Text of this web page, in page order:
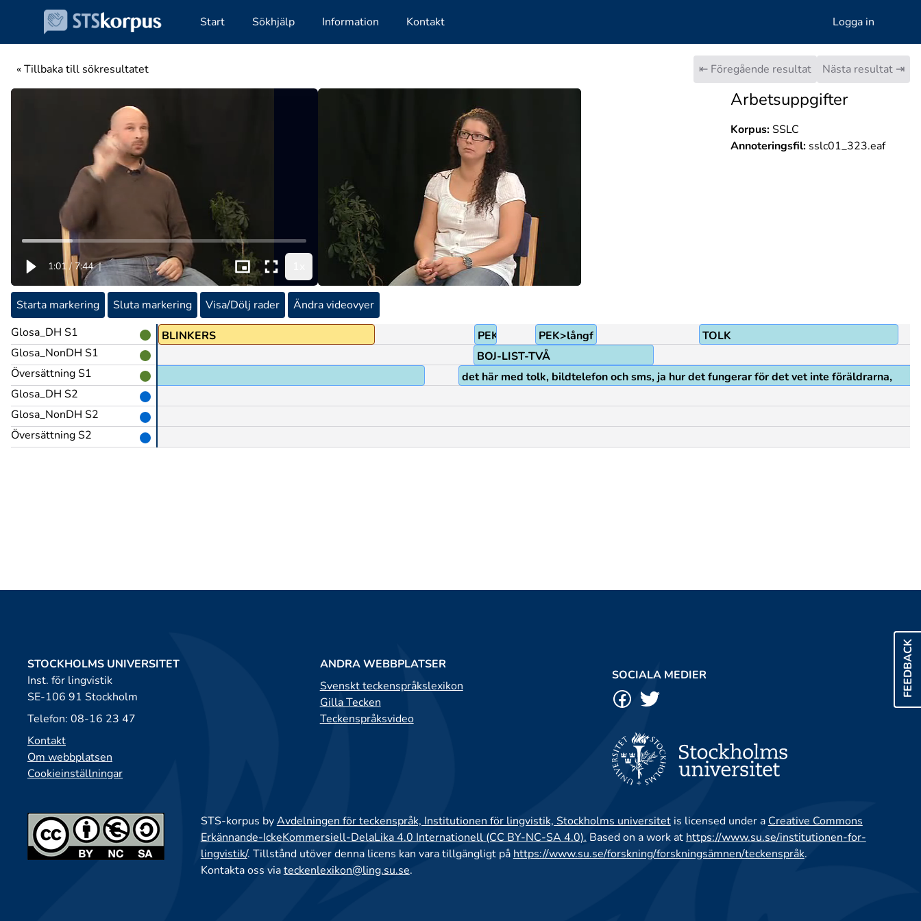
Start Sökhjälp Information Kontakt Logga in
« Tillbaka till sökresultatet ⇤ Föregående resultat Nästa resultat ⇥
1:01 / 7:44 |
Arbetsuppgifter
Korpus:SSLC
Annoteringsfil:sslc01_323.eaf
Starta markering Sluta markering Visa/Dölj rader
Ändra videovyer
Glosa_DH S1
Glosa_NonDH S1
Översättning S1
Glosa_DH S2
Glosa_NonDH S2
Översättning S2
BLINKERS PEK>pekf PEK>långf
TOLK
BOJ-LIST-TVÅ
på dörren etc.),
det här med tolk, bildtelefon och sms, ja hur det fungerar för det vet inte föräldrarna,
FEEDBACK
STOCKHOLMS UNIVERSITET
Inst. för lingvistik
SE-106 91 Stockholm
Telefon: 08-16 23 47
Kontakt
Om webbplatsen
Cookieinställningar
ANDRA WEBBPLATSER
Svenskt teckenspråkslexikon
Gilla Tecken
Teckenspråksvideo
SOCIALA MEDIER
STS-korpus byAvdelningen för teckenspråk, Institutionen för lingvistik, Stockholms universitetis licensed under a Creative Commons
Erkännande-IckeKommersiell-DelaLika 4.0 Internationell (CC BY-NC-SA 4.0). Based on a work at https://www.su.se/institutionen-for-
lingvistik/. Tillstånd utöver denna licens kan vara tillgängligt på https://www.su.se/forskning/forskningsämnen/teckenspråk.
Kontakta oss viateckenlexikon@ling.su.se.